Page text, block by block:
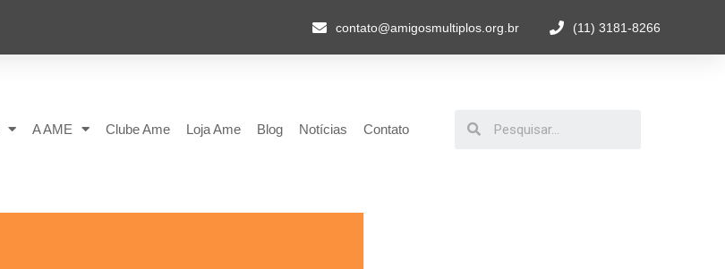
contato@amigosmultiplos.org.br (11) 3181-8266
A AME Clube Ame Loja Ame Blog Notícias Contato